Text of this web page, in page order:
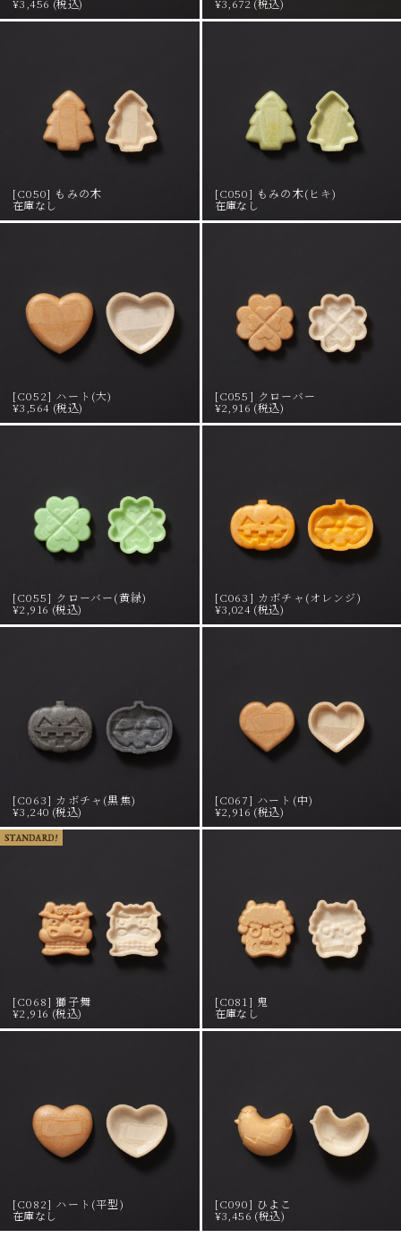
[C050] もみの木
在庫なし
[C050] もみの木(ヒキ)
在庫なし
[C052] ハート(大)
¥3,564 (税込)
[C055] クローバー
¥2,916 (税込)
[C055] クローバー(黄緑)
¥2,916 (税込)
[C063] カボチャ(オレンジ)
¥3,024 (税込)
[C063] カボチャ(黒焦)
¥3,240 (税込)
[C067] ハート(中)
¥2,916 (税込)
[C068] 獅子舞
¥2,916 (税込)
[C081] 鬼
在庫なし
[C082] ハート(平型)
在庫なし
[C090] ひよこ
¥3,456 (税込)